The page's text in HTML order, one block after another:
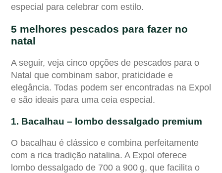
especial para celebrar com estilo.
5 melhores pescados para fazer no
natal
A seguir, veja cinco opções de pescados para o
Natal que combinam sabor, praticidade e
elegância. Todas podem ser encontradas na Expol
e são ideais para uma ceia especial.
1. Bacalhau – lombo dessalgado premium
O bacalhau é clássico e combina perfeitamente
com a rica tradição natalina. A Expol oferece
lombo dessalgado de 700 a 900 g, que facilita o